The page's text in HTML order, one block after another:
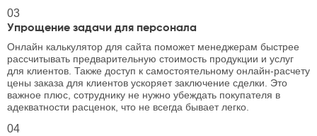
03
Упрощение задачи для персонала
Онлайн калькулятор для сайта поможет менеджерам быстрее
рассчитывать предварительную стоимость продукции и услуг
для клиентов. Также доступ к самостоятельному онлайн-расчету
цены заказа для клиентов ускоряет заключение сделки. Это
важное плюс, сотруднику не нужно убеждать покупателя в
адекватности расценок, что не всегда бывает легко.
04